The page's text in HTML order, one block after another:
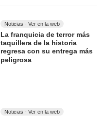
Noticias - Ver en la web
La franquicia de terror más
taquillera de la historia
regresa con su entrega más
peligrosa
Noticias - Ver en la web